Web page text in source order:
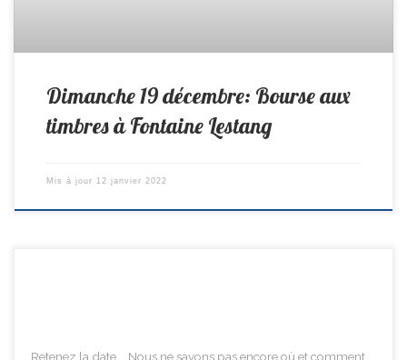
Dimanche 19 décembre: Bourse aux
timbres à Fontaine Lestang
Mis à jour 12 janvier 2022
Retenez la date … Nous ne savons pas encore où et comment